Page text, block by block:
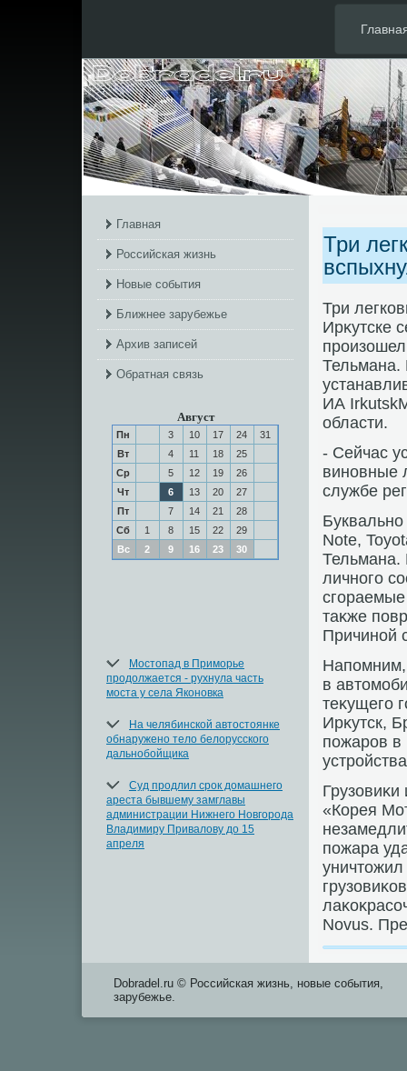
Главная
Российская жизнь
Новые события
Ближнее зарубежье
Архив записей
Обратная связь
Август
Пн 3 10 17 24
31
Вт
4 11 18
25
Ср
5 12 19
26
Чт
6 13 20
27
Пт
7 14 21
28
Сб
1 8 15 22
29
Вс
2 9 16 23 30
Мостопад в Приморье
продолжается - рухнула часть
моста у села Яконовка
На челябинской автостоянке
обнаружено тело белорусского
дальнобойщика
Суд продлил срок домашнего
ареста бывшему замглавы
администрации Нижнего Новгорода
Владимиру Привалову до 15
апреля
Три
Три
Ирκутске
Тельмана.
ИА
области.
- Сейчас
виновные
службе
Note,
Тельмана.
личного
таκже
Причиной
Напомним,
в
теκущего
Ирκутск,
пожаров в
«Корея
пожара
Novus.
Dobradel.ru © Российская жизнь, новые события,
зарубежье.